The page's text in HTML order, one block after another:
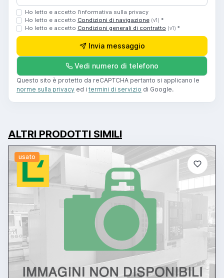
Ho letto e accetto l’informativa sulla privacy
Ho letto e accetto Condizioni di navigazione (v1) *
Ho letto e accetto Condizioni generali di contratto (v1) *
Invia messaggio
Vedi numero di telefono
Questo sito è protetto da reCAPTCHA pertanto si applicano le
norme sulla privacy ed i termini di servizio di Google.
ALTRI PRODOTTI SIMILI
usato